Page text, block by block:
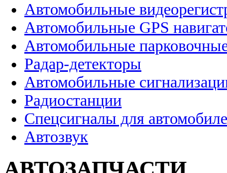
Автомобильные
Автомобильные GPS
Автомобильные
Радар-детекторы
Автомобильные
Радиостанции
Спецсигналы для
Автозвук